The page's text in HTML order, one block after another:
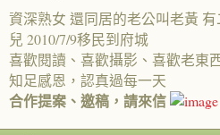
資深熟女 還同居的老公叫老黃
兒 2010/7/9移民到府城
喜歡閱讀、喜歡攝影、喜歡老東
知足感恩，認真過每一天
合作提案、邀稿，請來信